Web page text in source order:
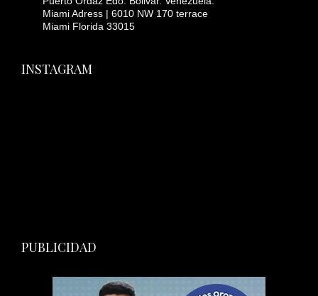
Miami Adress | 6010 NW 170 terrace
Miami Florida 33015
INSTAGRAM
PUBLICIDAD